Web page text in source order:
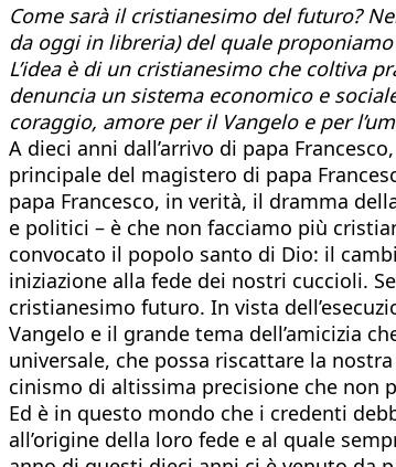
Come sarà il cristianesimo del futuro?
da oggi in libreria) del quale
L’idea è di un cristianesimo che coltiva
denuncia un sistema economico e
coraggio, amore per il Vangelo e per
A dieci anni dall’arrivo di papa
principale del magistero di papa
papa Francesco, in verità, il dramma
e politici – è che non facciamo più
convocato il popolo santo di Dio: il
iniziazione alla fede dei nostri cuccioli.
cristianesimo futuro. In vista
Vangelo e il grande tema dell’amicizia
universale, che possa riscattare la
cinismo di altissima precisione che non
Ed è in questo mondo che i credenti
all’origine della loro fede e al quale